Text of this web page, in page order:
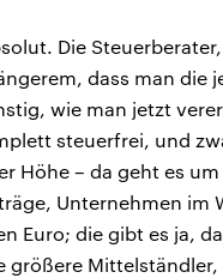
Die
dass man die
wie man jetzt
steuerfrei, und
Höhe – da geht es
Unternehmen im
Euro; die gibt es ja,
größere